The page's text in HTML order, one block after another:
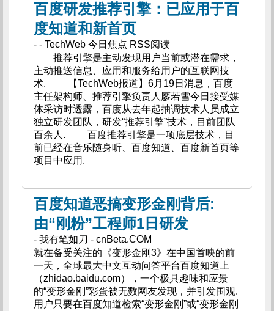
百度研发推荐引擎：已应用于百
度知道和新首页
- - TechWeb 今日焦点 RSS阅读
推荐引擎是主动发现用户当前或潜在需求，
主动推送信息、应用和服务给用户的互联网技
术. 【TechWeb报道】6月19日消息，百度
主任架构师、推荐引擎负责人廖若雪今日接受媒
体采访时透露，百度从去年起抽调技术人员成立
独立研发团队，研发“推荐引擎”技术，目前团队
百余人. 百度推荐引擎是一项底层技术，目
前已经在音乐随身听、百度知道、百度新首页等
项目中应用.
百度知道恶搞变形金刚背后:
由“刚粉”工程师1日研发
- 我有笔如刀 - cnBeta.COM
就在备受关注的《变形金刚3》在中国首映的前
一天，全球最大中文互动问答平台百度知道上
（zhidao.baidu.com），一个极具趣味和应景
的“变形金刚”彩蛋被无数网友发现，并引发围观.
用户只要在百度知道检索“变形金刚”或“变形金刚